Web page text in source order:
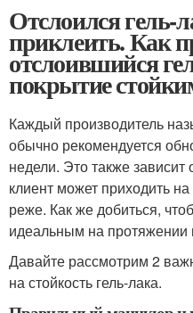
Отслоился гель-
приклеить. Как
отслоившийся
покрытие
Каждый производитель
обычно рекомендуется
недели. Это также зависит
клиент может приходить
реже. Как же добиться,
идеальным на протяжении
Давайте рассмотрим 2
на стойкость гель-лака.